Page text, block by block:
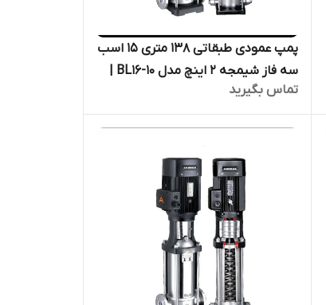
پمپ عمودی طبقاتی ۱۳۸ متری ۱۵ اسب
الکترو پمپ پروانه استیل فشار قوی
دیگ بخار
تماس بگیرید